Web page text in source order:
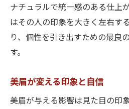
ナチュラルで統一感のある仕上
はその人の印象を大きく左右す
り、個性を引き出すための最良
す。
美眉が変える印象と自信
美眉が与える影響は見た目の印